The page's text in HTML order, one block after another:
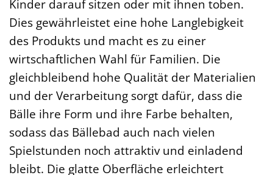
Kinder darauf sitzen oder mit ihnen toben.
Dies gewährleistet eine hohe Langlebigkeit
des Produkts und macht es zu einer
wirtschaftlichen Wahl für Familien. Die
gleichbleibend hohe Qualität der Materialien
und der Verarbeitung sorgt dafür, dass die
Bälle ihre Form und ihre Farbe behalten,
sodass das Bällebad auch nach vielen
Spielstunden noch attraktiv und einladend
bleibt. Die glatte Oberfläche erleichtert